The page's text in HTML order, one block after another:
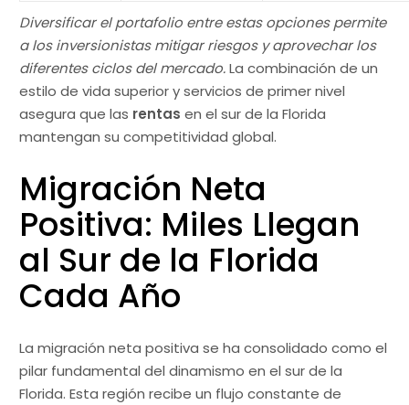
Diversificar el portafolio entre estas opciones permite
a los inversionistas mitigar riesgos y aprovechar los
diferentes ciclos del mercado.La combinación de un
estilo de vida superior y servicios de primer nivel
asegura que las rentas en el sur de la Florida
mantengan su competitividad global.
Migración Neta
Positiva: Miles Llegan
al Sur de la Florida
Cada Año
La migración neta positiva se ha consolidado como el
pilar fundamental del dinamismo en el sur de la
Florida. Esta región recibe un flujo constante de